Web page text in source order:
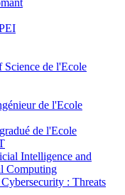
de l'Ecole
de l'Ecole
de l'Ecole
Intelligence and
Computing
: Threats